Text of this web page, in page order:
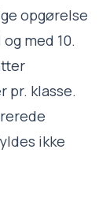
opgørelse
med 10.
pr. klasse.
ikke